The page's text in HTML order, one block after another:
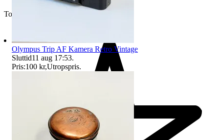
Toppsäljare
Olympus Trip AF Kamera Retro Vintage
Sluttid11 aug 17:53.
Pris:100 kr,Utropspris.